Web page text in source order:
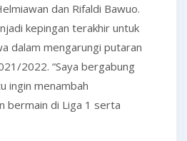
dan Rifaldi Bawuo.
kepingan terakhir untuk
dalam mengarungi putaran
2022. “Saya bergabung
ingin menambah
bermain di Liga 1 serta